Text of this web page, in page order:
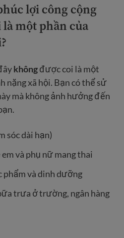
lợi công cộng
một phần của
khôngđược coi là một
nặng xã hội. Bạn có thể sử
mà không ảnh hưởng đến
sóc dài hạn)
và phụ nữ mang thai
và dinh dưỡng
trưa ở trường, ngân hàng